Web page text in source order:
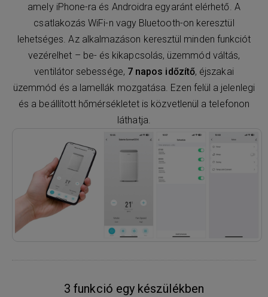
amely iPhone-ra és Androidra egyaránt elérhető. A
csatlakozás WiFi-n vagy Bluetooth-on keresztül
lehetséges. Az alkalmazáson keresztül minden funkciót
vezérelhet – be- és kikapcsolás, üzemmód váltás,
ventilátor sebessége, 7 napos időzítő, éjszakai
üzemmód és a lamellák mozgatása. Ezen felül a jelenlegi
és a beállított hőmérsékletet is közvetlenül a telefonon
láthatja.
3 funkció egy készülékben